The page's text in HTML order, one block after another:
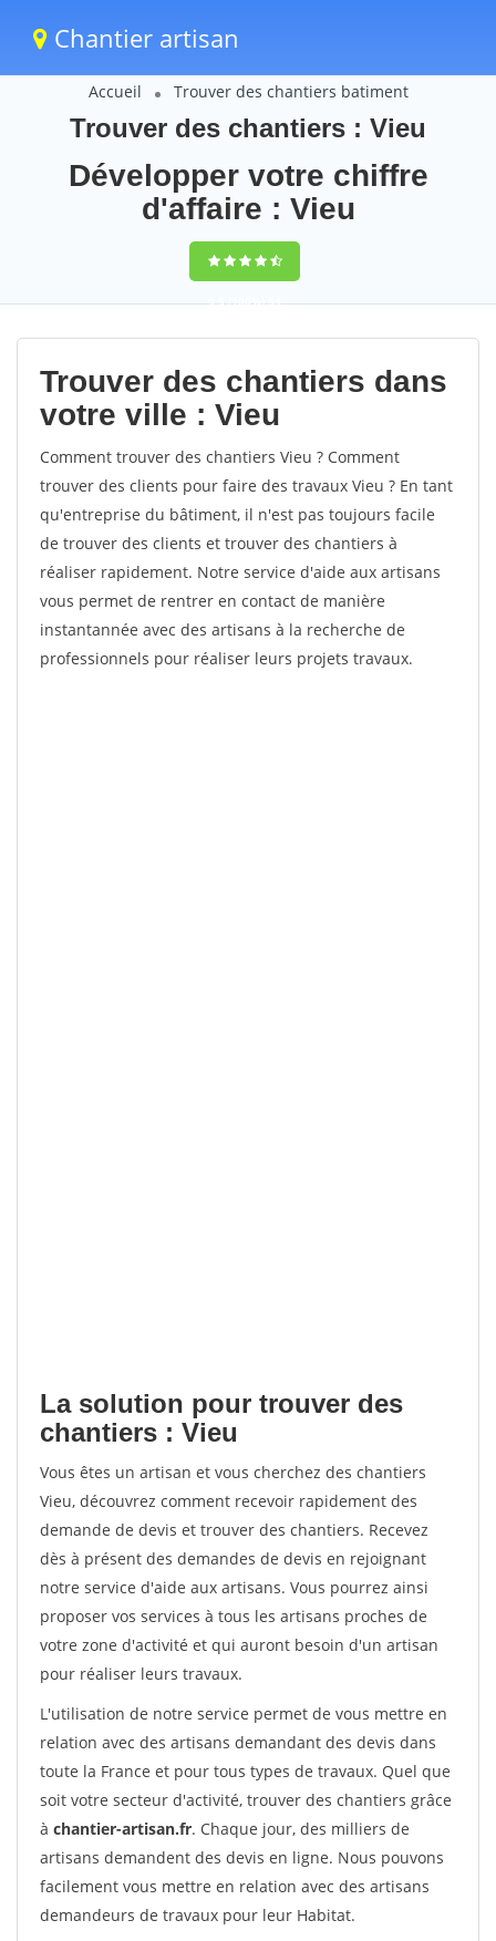
Chantier artisan
Accueil Trouver des chantiers batiment
Trouver des chantiers : Vieu
Développer votre chiffre
d'affaire : Vieu
9,5(100%)54
votes
Trouver des chantiers dans
votre ville : Vieu
Comment trouver des chantiers Vieu ? Comment
trouver des clients pour faire des travaux Vieu ? En tant
qu'entreprise du bâtiment, il n'est pas toujours facile
de trouver des clients et trouver des chantiers à
réaliser rapidement. Notre service d'aide aux artisans
vous permet de rentrer en contact de manière
instantannée avec des artisans à la recherche de
professionnels pour réaliser leurs projets travaux.
La solution pour trouver des
chantiers : Vieu
Vous êtes un artisan et vous cherchez des chantiers
Vieu, découvrez comment recevoir rapidement des
demande de devis et trouver des chantiers. Recevez
dès à présent des demandes de devis en rejoignant
notre service d'aide aux artisans. Vous pourrez ainsi
proposer vos services à tous les artisans proches de
votre zone d'activité et qui auront besoin d'un artisan
pour réaliser leurs travaux.
L'utilisation de notre service permet de vous mettre en
relation avec des artisans demandant des devis dans
toute la France et pour tous types de travaux. Quel que
soit votre secteur d'activité, trouver des chantiers grâce
à chantier-artisan.fr. Chaque jour, des milliers de
artisans demandent des devis en ligne. Nous pouvons
facilement vous mettre en relation avec des artisans
demandeurs de travaux pour leur Habitat.